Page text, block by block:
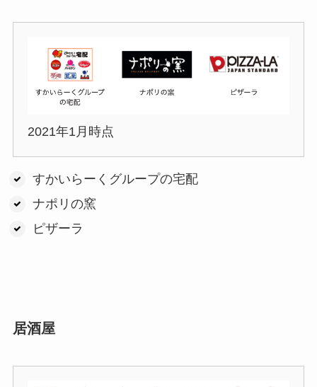
2021年1月時点
すかいらーくグループの宅配
ナポリの窯
ピザーラ
居酒屋